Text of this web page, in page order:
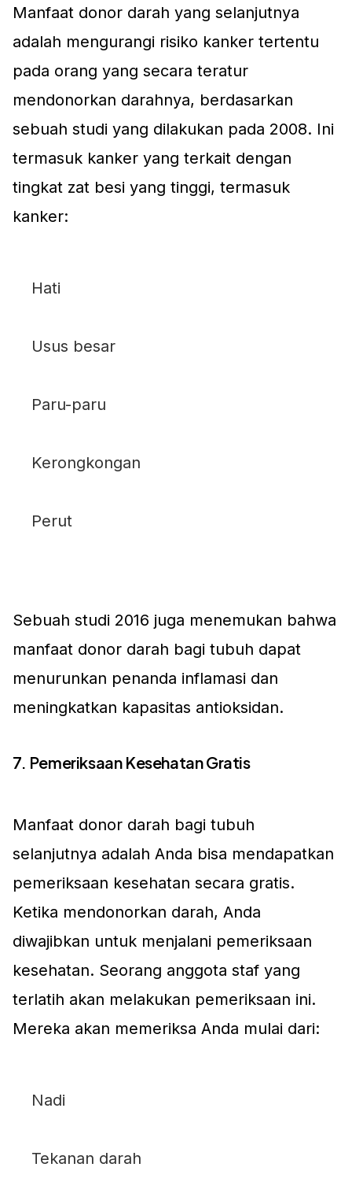
Manfaat donor darah yang selanjutnya
adalah mengurangi risiko kanker tertentu
pada orang yang secara teratur
mendonorkan darahnya, berdasarkan
sebuah studi yang dilakukan pada 2008. Ini
termasuk kanker yang terkait dengan
tingkat zat besi yang tinggi, termasuk
kanker:
Hati
Usus besar
Paru-paru
Kerongkongan
Perut
Sebuah studi 2016 juga menemukan bahwa
manfaat donor darah bagi tubuh dapat
menurunkan penanda inflamasi dan
meningkatkan kapasitas antioksidan.
7. Pemeriksaan Kesehatan Gratis
Manfaat donor darah bagi tubuh
selanjutnya adalah Anda bisa mendapatkan
pemeriksaan kesehatan secara gratis.
Ketika mendonorkan darah, Anda
diwajibkan untuk menjalani pemeriksaan
kesehatan. Seorang anggota staf yang
terlatih akan melakukan pemeriksaan ini.
Mereka akan memeriksa Anda mulai dari:
Nadi
Tekanan darah